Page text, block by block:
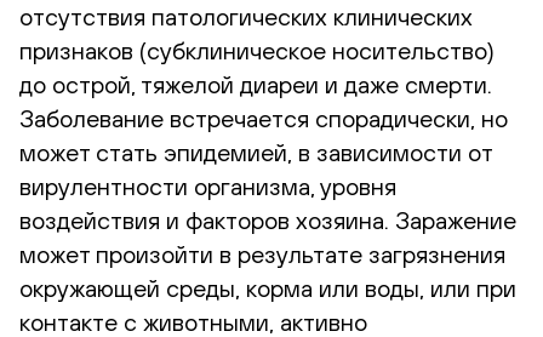
отсутствия патологических клинических
признаков (субклиническое носительство)
до острой, тяжелой диареи и даже смерти.
Заболевание встречается спорадически, но
может стать эпидемией, в зависимости от
вирулентности организма, уровня
воздействия и факторов хозяина. Заражение
может произойти в результате загрязнения
окружающей среды, корма или воды, или при
контакте с животными, активно